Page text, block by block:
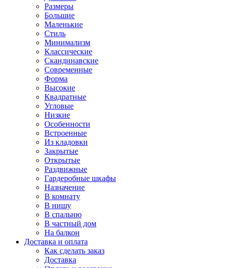
Размеры
Большие
Маленькие
Стиль
Минимализм
Классические
Скандинавские
Современные
Форма
Высокие
Квадратные
Угловые
Низкие
Особенности
Встроенные
Из кладовки
Закрытые
Открытые
Раздвижные
Гардеробные шкафы
Назначение
В комнату
В нишу
В спальню
В частный дом
На балкон
Доставка и оплата
Как сделать заказ
Доставка